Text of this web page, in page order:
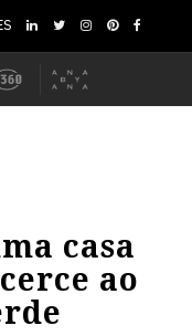
casa
ao